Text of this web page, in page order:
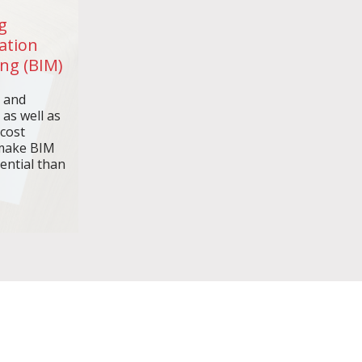
(BIM)
well as
BIM
than